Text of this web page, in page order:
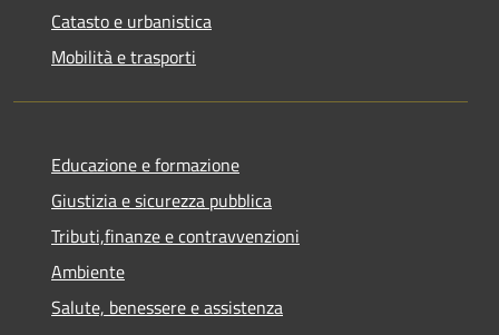
Catasto e urbanistica
Mobilità e trasporti
Educazione e formazione
Giustizia e sicurezza pubblica
Tributi,finanze e contravvenzioni
Ambiente
Salute, benessere e assistenza